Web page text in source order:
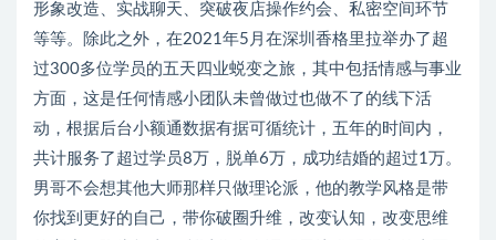
形象改造、实战聊天、突破夜店操作约会、私密空间环节
等等。除此之外，在2021年5月在深圳香格里拉举办了超
过300多位学员的五天四业蜕变之旅，其中包括情感与事业
方面，这是任何情感小团队未曾做过也做不了的线下活
动，根据后台小额通数据有据可循统计，五年的时间内，
共计服务了超过学员8万，脱单6万，成功结婚的超过1万。
男哥不会想其他大师那样只做理论派，他的教学风格是带
你找到更好的自己，带你破圈升维，改变认知，改变思维